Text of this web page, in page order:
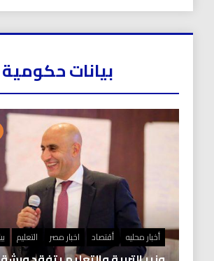
بيانات حكومية
أخبار محليه أقتصاد اخبار مصر التعليم